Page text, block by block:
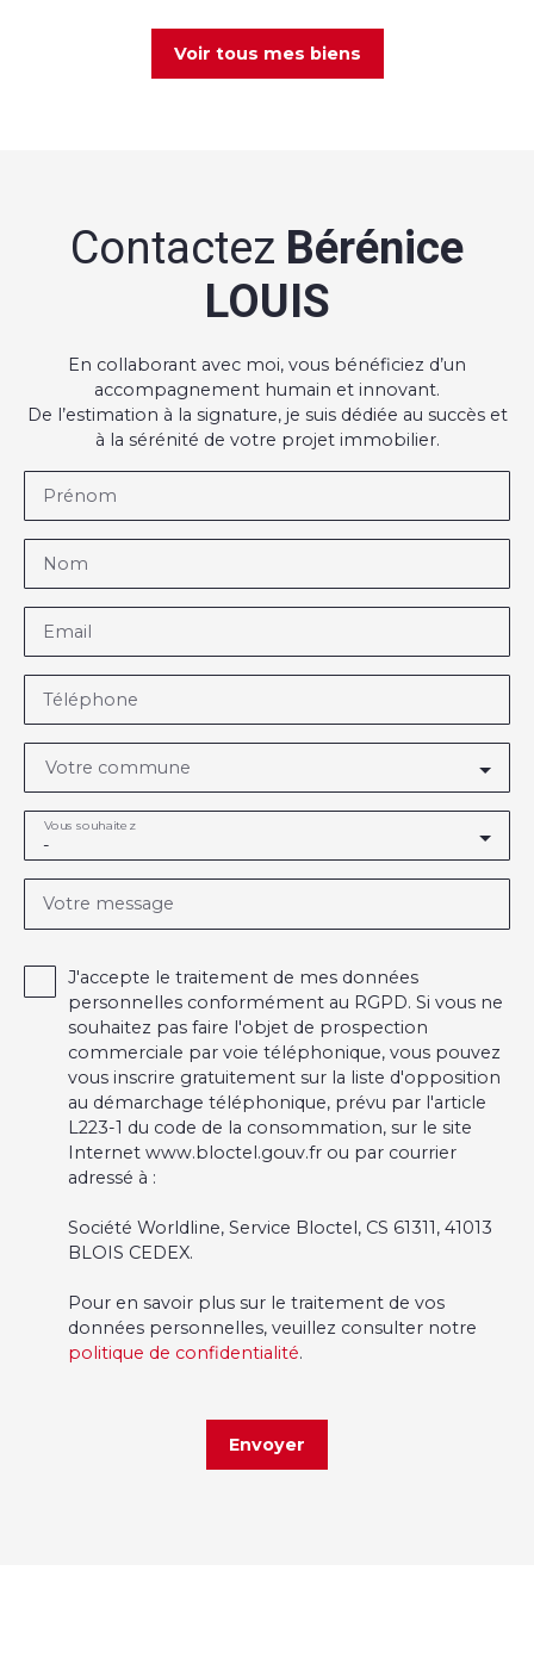
Voir tous mes biens
Contactez Bérénice
LOUIS
En collaborant avec moi, vous bénéficiez d’un
accompagnement humain et innovant.
De l’estimation à la signature, je suis dédiée au succès et
à la sérénité de votre projet immobilier.
Prénom
Nom
Email
Téléphone
Votre commune
-
Vous souhaitez
Votre message
J'accepte le traitement de mes données
personnelles conformément au RGPD. Si vous ne
souhaitez pas faire l'objet de prospection
commerciale par voie téléphonique, vous pouvez
vous inscrire gratuitement sur la liste d'opposition
au démarchage téléphonique, prévu par l'article
L223-1 du code de la consommation, sur le site
Internet www.bloctel.gouv.fr ou par courrier
adressé à :
Société Worldline, Service Bloctel, CS 61311, 41013
BLOIS CEDEX.
Pour en savoir plus sur le traitement de vos
données personnelles, veuillez consulter notre
politique de confidentialité.
Envoyer